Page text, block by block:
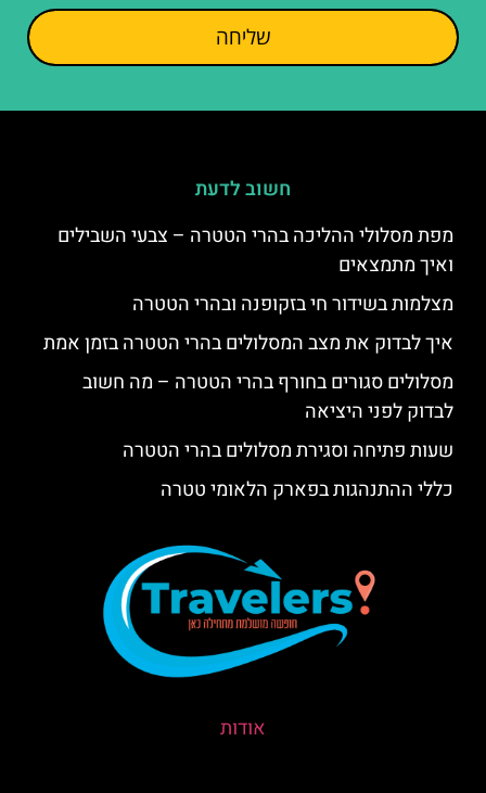
שליחה
חשוב לדעת
מפת מסלולי ההליכה בהרי הטטרה – צבעי השבילים
ואיך מתמצאים
מצלמות בשידור חי בזקופנה ובהרי הטטרה
איך לבדוק את מצב המסלולים בהרי הטטרה בזמן אמת
מסלולים סגורים בחורף בהרי הטטרה – מה חשוב
לבדוק לפני היציאה
שעות פתיחה וסגירת מסלולים בהרי הטטרה
כללי ההתנהגות בפארק הלאומי טטרה
אודות